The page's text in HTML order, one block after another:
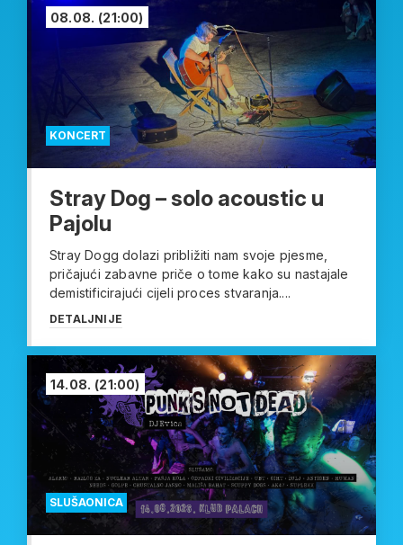
KONCERT
08.08. (21:00)
Stray Dog – solo acoustic u
Pajolu
Stray Dogg dolazi približiti nam svoje pjesme,
pričajući zabavne priče o tome kako su nastajale
demistificirajući cijeli proces stvaranja....
DETALJNIJE
SLUŠAONICA
14.08. (21:00)